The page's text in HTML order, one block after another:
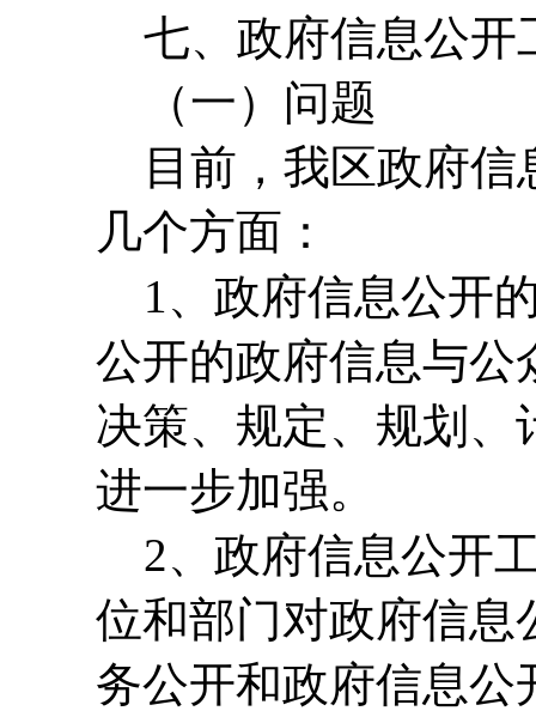
七、政府信息公开
（一）问题
目前，我区政府信
几个方面：
1、政府信息公开
公开的政府信息与公
决策、规定、规划
进一步加强。
2、政府信息公开
位和部门对政府信息
务公开和政府信息公